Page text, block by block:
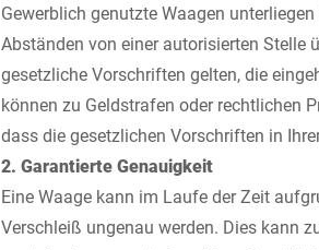
Gewerblich genutzte Waagen
Abständen von einer autorisierten Stelle
gesetzliche Vorschriften gelten, die
können zu Geldstrafen oder rechtlichen
dass die gesetzlichen Vorschriften in
2. Garantierte Genauigkeit
Eine Waage kann im Laufe der Zeit
Verschleiß ungenau werden. Dies kann